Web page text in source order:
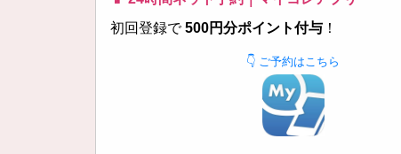
初回登録で500円分ポイント付与！
👇 ご予約はこちら